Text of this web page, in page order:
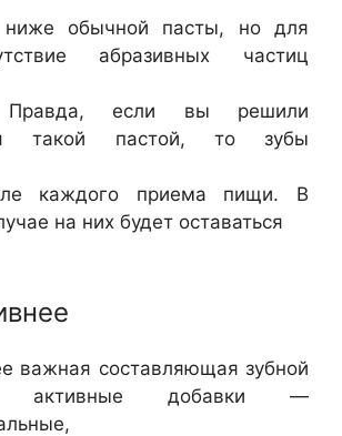
ниже обычной пасты, но для
абразивных частиц
Правда, если вы решили
такой пастой, то зубы
каждого приема пищи. В
на них будет оставаться
составляющая зубной
добавки —